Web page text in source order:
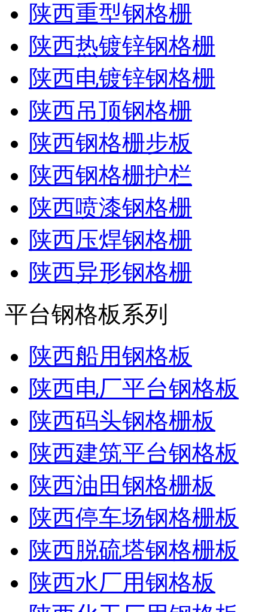
陕西重型钢格栅
陕西热镀锌钢格栅
陕西电镀锌钢格栅
陕西吊顶钢格栅
陕西钢格栅步板
陕西钢格栅护栏
陕西喷漆钢格栅
陕西压焊钢格栅
陕西异形钢格栅
平台钢格板系列
陕西船用钢格板
陕西电厂平台钢格板
陕西码头钢格栅板
陕西建筑平台钢格板
陕西油田钢格栅板
陕西停车场钢格栅板
陕西脱硫塔钢格栅板
陕西水厂用钢格板